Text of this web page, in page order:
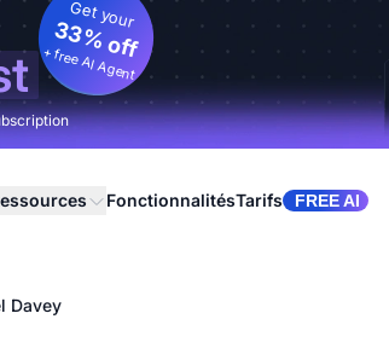
Get your
33% off
+ free AI Agent
FonctionnalitésTarifs FREE AI
Davey